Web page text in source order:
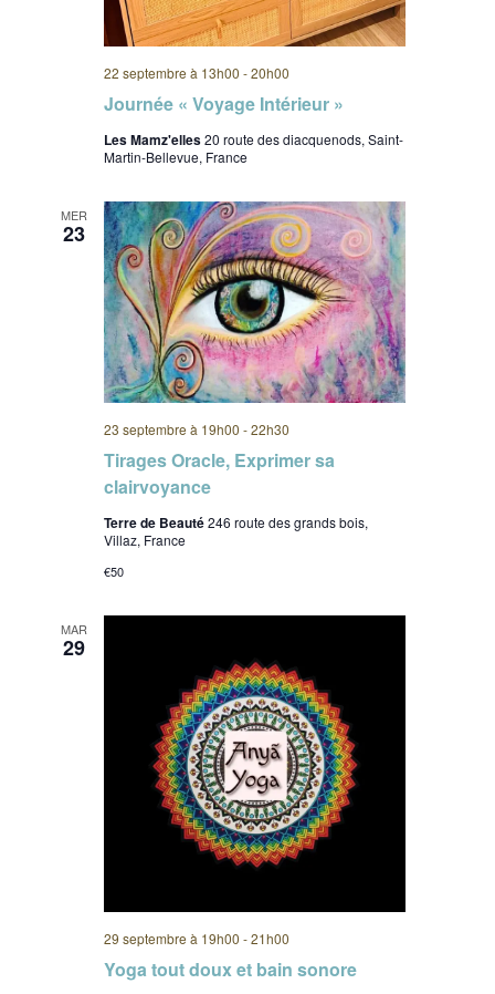
Journée « Voyage Intérieur »
22 septembre à 13h00 -20h00
Les Mamz'elles20 route des diacquenods, Saint-
Martin-Bellevue, France
MER
23
Tirages Oracle, Exprimer sa
clairvoyance
23 septembre à 19h00 -22h30
Terre de Beauté246 route des grands bois,
Villaz, France
€50
MAR
29
Yoga tout doux et bain sonore
29 septembre à 19h00 -21h00